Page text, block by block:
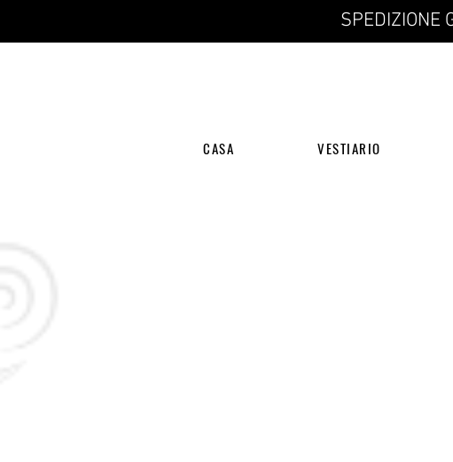
SPEDIZIONE
CASA VESTIARIO